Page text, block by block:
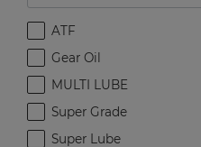
ATF
Gear Oil
MULTI LUBE
Super Grade
Super Lube